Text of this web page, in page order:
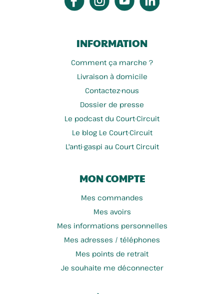
INFORMATION
Comment ça marche ?
Livraison à domicile
Contactez-nous
Dossier de presse
Le podcast du Court-Circuit
Le blog Le Court-Circuit
L'anti-gaspi au Court Circuit
MON COMPTE
Mes commandes
Mes avoirs
Mes informations personnelles
Mes adresses / téléphones
Mes points de retrait
Je souhaite me déconnecter